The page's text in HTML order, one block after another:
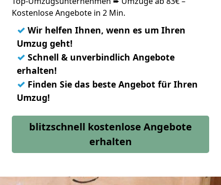
Kostenlose Angebote in 2 Min.
✓ Wir helfen Ihnen, wenn es um Ihren
Umzug geht!
✓ Schnell & unverbindlich Angebote
erhalten!
✓ Finden Sie das beste Angebot für Ihren
Umzug!
blitzschnell kostenlose Angebote
erhalten